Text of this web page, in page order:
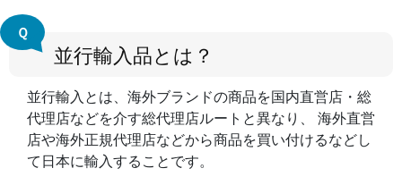
Ｑ
並行輸入品とは？
並行輸入とは、海外ブランドの商品を国内直営店・総
代理店などを介す総代理店ルートと異なり、 海外直営
店や海外正規代理店などから商品を買い付けるなどし
て日本に輸入することです。